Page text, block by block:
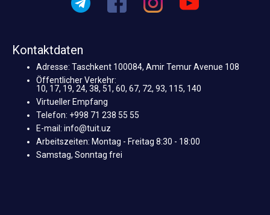
Kontaktdaten
Adresse: Taschkent 100084, Amir Temur Avenue 108
Öffentlicher Verkehr:
10, 17, 19, 24, 38, 51, 60, 67, 72, 93, 115, 140
Virtueller Empfang
Telefon: +998 71 238 55 55
E-mail: info@tuit.uz
Arbeitszeiten: Montag - Freitag 8:30 - 18:00
Samstag, Sonntag frei